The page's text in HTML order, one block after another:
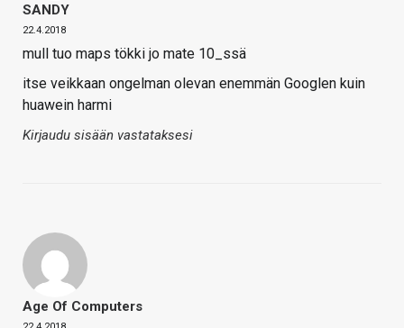
SANDY
22.4.2018
mull tuo maps tökki jo mate 10_ssä
itse veikkaan ongelman olevan enemmän Googlen kuin
huawein harmi
Kirjaudu sisään vastataksesi
Age Of Computers